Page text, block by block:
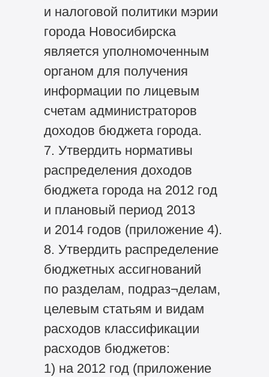
и налоговой политики мэрии
города Новосибирска
является уполномоченным
органом для получения
информации по лицевым
счетам администраторов
доходов бюджета города.
7. Утвердить нормативы
распределения доходов
бюджета города на 2012 год
и плановый период 2013
и 2014 годов (приложение 4).
8. Утвердить распределение
бюджетных ассигнований
по разделам, подраз¬делам,
целевым статьям и видам
расходов классификации
расходов бюджетов:
1) на 2012 год (приложение